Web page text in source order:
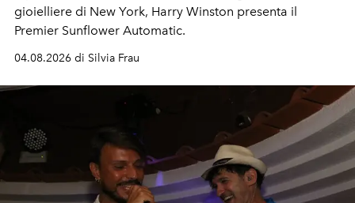
gioielliere di New York, Harry Winston presenta il
Premier Sunflower Automatic.
04.08.2026 di Silvia Frau